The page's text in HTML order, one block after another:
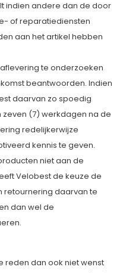
indien andere dan de door
of reparatiediensten
aan het artikel hebben
te onderzoeken
beantwoorden. Indien
daarvan zo spoedig
(7) werkdagen na de
redelijkerwijze
kennis te geven.
niet aan de
Velobest de keuze de
daarvan te
dan wel de
reden dan ook niet wenst